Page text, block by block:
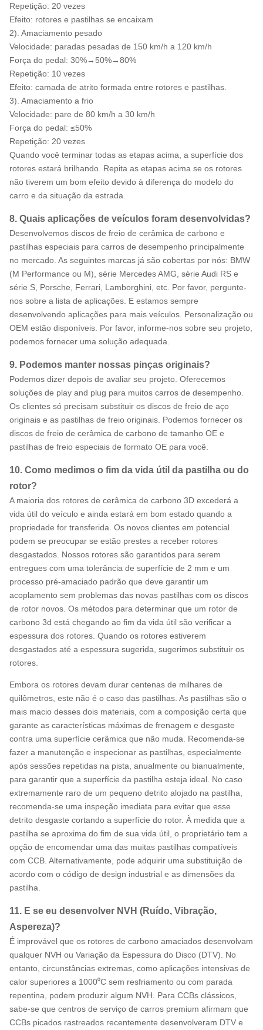
Repetição: 20 vezes
Efeito: rotores e pastilhas se encaixam
2). Amaciamento pesado
Velocidade: paradas pesadas de 150 km/h a 120 km/h
Força do pedal: 30%→50%→80%
Repetição: 10 vezes
Efeito: camada de atrito formada entre rotores e pastilhas.
3). Amaciamento a frio
Velocidade: pare de 80 km/h a 30 km/h
Força do pedal: ≤50%
Repetição: 20 vezes
Quando você terminar todas as etapas acima, a superfície dos
rotores estará brilhando. Repita as etapas acima se os rotores
não tiverem um bom efeito devido à diferença do modelo do
carro e da situação da estrada.
8. Quais aplicações de veículos foram desenvolvidas?
Desenvolvemos discos de freio de cerâmica de carbono e
pastilhas especiais para carros de desempenho principalmente
no mercado. As seguintes marcas já são cobertas por nós: BMW
(M Performance ou M), série Mercedes AMG, série Audi RS e
série S, Porsche, Ferrari, Lamborghini, etc. Por favor, pergunte-
nos sobre a lista de aplicações. E estamos sempre
desenvolvendo aplicações para mais veículos. Personalização ou
OEM estão disponíveis. Por favor, informe-nos sobre seu projeto,
podemos fornecer uma solução adequada.
9. Podemos manter nossas pinças originais?
Podemos dizer depois de avaliar seu projeto. Oferecemos
soluções de play and plug para muitos carros de desempenho.
Os clientes só precisam substituir os discos de freio de aço
originais e as pastilhas de freio originais. Podemos fornecer os
discos de freio de cerâmica de carbono de tamanho OE e
pastilhas de freio especiais de formato OE para você.
10. Como medimos o fim da vida útil da pastilha ou do
rotor?
A maioria dos rotores de cerâmica de carbono 3D excederá a
vida útil do veículo e ainda estará em bom estado quando a
propriedade for transferida. Os novos clientes em potencial
podem se preocupar se estão prestes a receber rotores
desgastados. Nossos rotores são garantidos para serem
entregues com uma tolerância de superfície de 2 mm e um
processo pré-amaciado padrão que deve garantir um
acoplamento sem problemas das novas pastilhas com os discos
de rotor novos. Os métodos para determinar que um rotor de
carbono 3d está chegando ao fim da vida útil são verificar a
espessura dos rotores. Quando os rotores estiverem
desgastados até a espessura sugerida, sugerimos substituir os
rotores.
Embora os rotores devam durar centenas de milhares de
quilômetros, este não é o caso das pastilhas. As pastilhas são o
mais macio desses dois materiais, com a composição certa que
garante as características máximas de frenagem e desgaste
contra uma superfície cerâmica que não muda. Recomenda-se
fazer a manutenção e inspecionar as pastilhas, especialmente
após sessões repetidas na pista, anualmente ou bianualmente,
para garantir que a superfície da pastilha esteja ideal. No caso
extremamente raro de um pequeno detrito alojado na pastilha,
recomenda-se uma inspeção imediata para evitar que esse
detrito desgaste cortando a superfície do rotor. À medida que a
pastilha se aproxima do fim de sua vida útil, o proprietário tem a
opção de encomendar uma das muitas pastilhas compatíveis
com CCB. Alternativamente, pode adquirir uma substituição de
acordo com o código de design industrial e as dimensões da
pastilha.
11. E se eu desenvolver NVH (Ruído, Vibração,
Aspereza)?
É improvável que os rotores de carbono amaciados desenvolvam
qualquer NVH ou Variação da Espessura do Disco (DTV). No
entanto, circunstâncias extremas, como aplicações intensivas de
calor superiores a 1000⁰C sem resfriamento ou com parada
repentina, podem produzir algum NVH. Para CCBs clássicos,
sabe-se que centros de serviço de carros premium afirmam que
CCBs picados rastreados recentemente desenvolveram DTV e